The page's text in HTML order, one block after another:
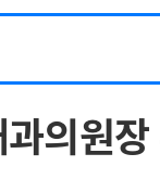
광고안내
의원